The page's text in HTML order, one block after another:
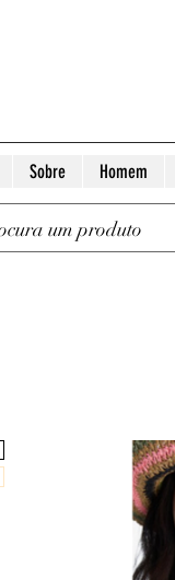
Sobre Homem